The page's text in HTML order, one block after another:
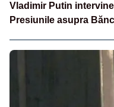
Vladimir Putin
Presiunile asupra